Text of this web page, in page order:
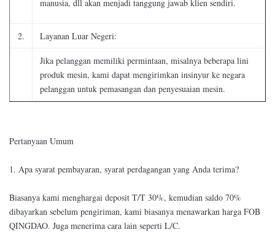
manusia, dll akan menjadi tanggung jawab klien sendiri.
2. Layanan Luar Negeri:
Jika pelanggan memiliki permintaan, misalnya beberapa lini
produk mesin, kami dapat mengirimkan insinyur ke negara
pelanggan untuk pemasangan dan penyesuaian mesin.
Pertanyaan Umum
1. Apa syarat pembayaran, syarat perdagangan yang Anda terima?
Biasanya kami menghargai deposit T/T 30%, kemudian saldo 70%
dibayarkan sebelum pengiriman, kami biasanya menawarkan harga FOB
QINGDAO. Juga menerima cara lain seperti L/C.